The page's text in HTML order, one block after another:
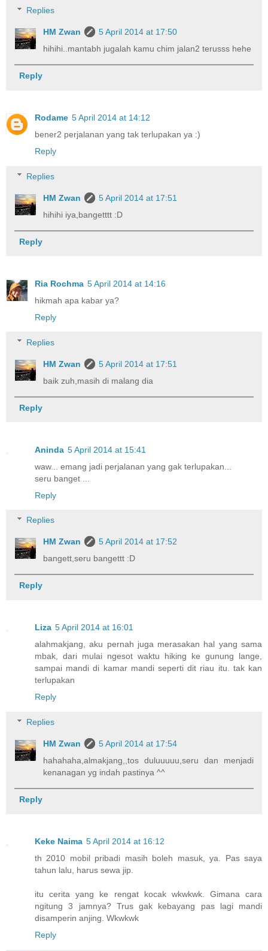
Replies
HM Zwan
5 April 2014 at 17:50
hihihi..mantabh jugalah kamu chim jalan2 terusss hehe
Reply
Rodame 5 April 2014 at 14:12
bener2 perjalanan yang tak terlupakan ya :)
Reply
Replies
HM Zwan
5 April 2014 at 17:51
hihihi iya,bangetttt :D
Reply
Ria Rochma 5 April 2014 at 14:16
hikmah apa kabar ya?
Reply
Replies
HM Zwan
5 April 2014 at 17:51
baik zuh,masih di malang dia
Reply
Aninda 5 April 2014 at 15:41
waw... emang jadi perjalanan yang gak terlupakan...
seru banget ...
Reply
Replies
HM Zwan
5 April 2014 at 17:52
bangett,seru bangettt :D
Reply
Liza 5 April 2014 at 16:01
alahmakjang, aku pernah juga merasakan hal yang sama
mbak, dari mulai ngesot waktu hiking ke gunung lange,
sampai mandi di kamar mandi seperti dit riau itu. tak kan
terlupakan
Reply
Replies
HM Zwan
5 April 2014 at 17:54
hahahaha,almakjang,,tos duluuuuu,seru dan menjadi
kenanagan yg indah pastinya ^^
Reply
Keke Naima 5 April 2014 at 16:12
th 2010 mobil pribadi masih boleh masuk, ya. Pas saya
tahun lalu, harus sewa jip.
itu cerita yang ke rengat kocak wkwkwk. Gimana cara
ngitung 3 jamnya? Trus gak kebayang pas lagi mandi
disamperin anjing. Wkwkwk
Reply